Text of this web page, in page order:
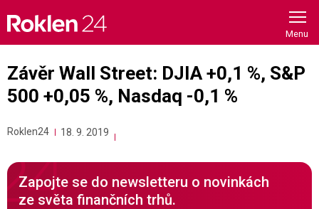
content
Závěr Wall Street: DJIA +0,1 %, S&P
500 +0,05 %, Nasdaq -0,1 %
Roklen24 18. 9. 2019
Zapojte se do newsletteru o novinkách
ze světa finančních trhů.